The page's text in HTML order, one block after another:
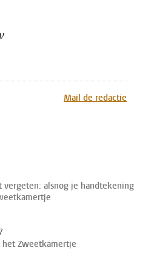
WhatsApp
via MastodonMail de redactie
vergeten: alsnog je handtekening
het Zweetkamertje